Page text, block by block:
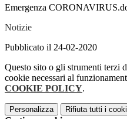
Emergenza
Notizie
Pubblicato il 24-02-2020
Questo sito o gli strumenti terzi
cookie necessari al
COOKIE POLICY.
Personalizza Rifiuta tutti i